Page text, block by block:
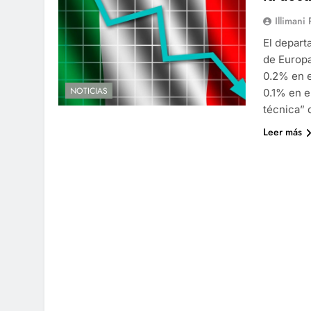
NOTICIAS
Illimani
El
de
0.2% en
0.1% en
técnica”
Leer más